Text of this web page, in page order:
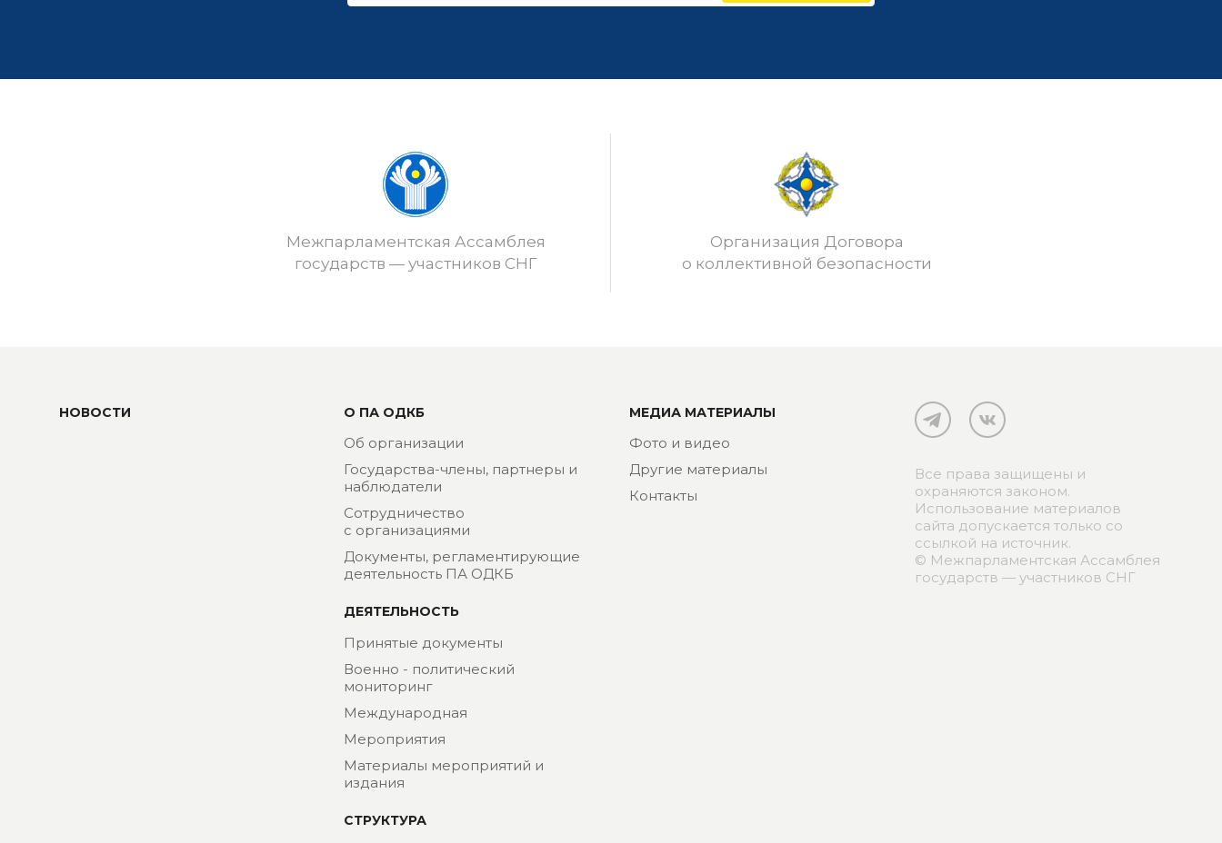
Межпарламентская Ассамблея
государств — участников СНГ
Организация Договора
о коллективной безопасности
НОВОСТИ О ПА ОДКБ
Об организации
Государства-члены, партнеры и
наблюдатели
Сотрудничество
с организациями
Документы, регламентирующие
деятельность ПА ОДКБ
ДЕЯТЕЛЬНОСТЬ
Принятые документы
Военно - политический
мониторинг
Международная
Мероприятия
Материалы мероприятий и
издания
СТРУКТУРА
МЕДИА МАТЕРИАЛЫ
Фото и видео
Другие материалы
Контакты
Все права защищены и
охраняются законом.
Использование материалов
сайта допускается только со
ссылкой на источник.
© Межпарламентская Ассамблея
государств — участников СНГ